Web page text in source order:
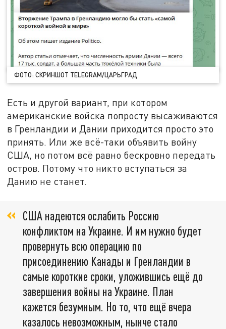
ФОТО: СКРИНШОТ TELEGRAM/ЦАРЬГРАД
Есть и другой вариант, при котором
американские войска попросту высаживаются
в Гренландии и Дании приходится просто это
принять. Или же всё-таки объявить войну
США, но потом всё равно бескровно передать
остров. Потому что никто вступаться за
Данию не станет.
США надеются ослабить Россию
конфликтом на Украине. И им нужно будет
провернуть всю операцию по
присоединению Канады и Гренландии в
самые короткие сроки, уложившись ещё до
завершения войны на Украине. План
кажется безумным. Но то, что ещё вчера
казалось невозможным, нынче стало